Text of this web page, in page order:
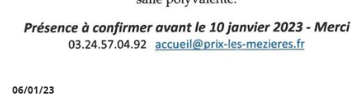
06/01/23